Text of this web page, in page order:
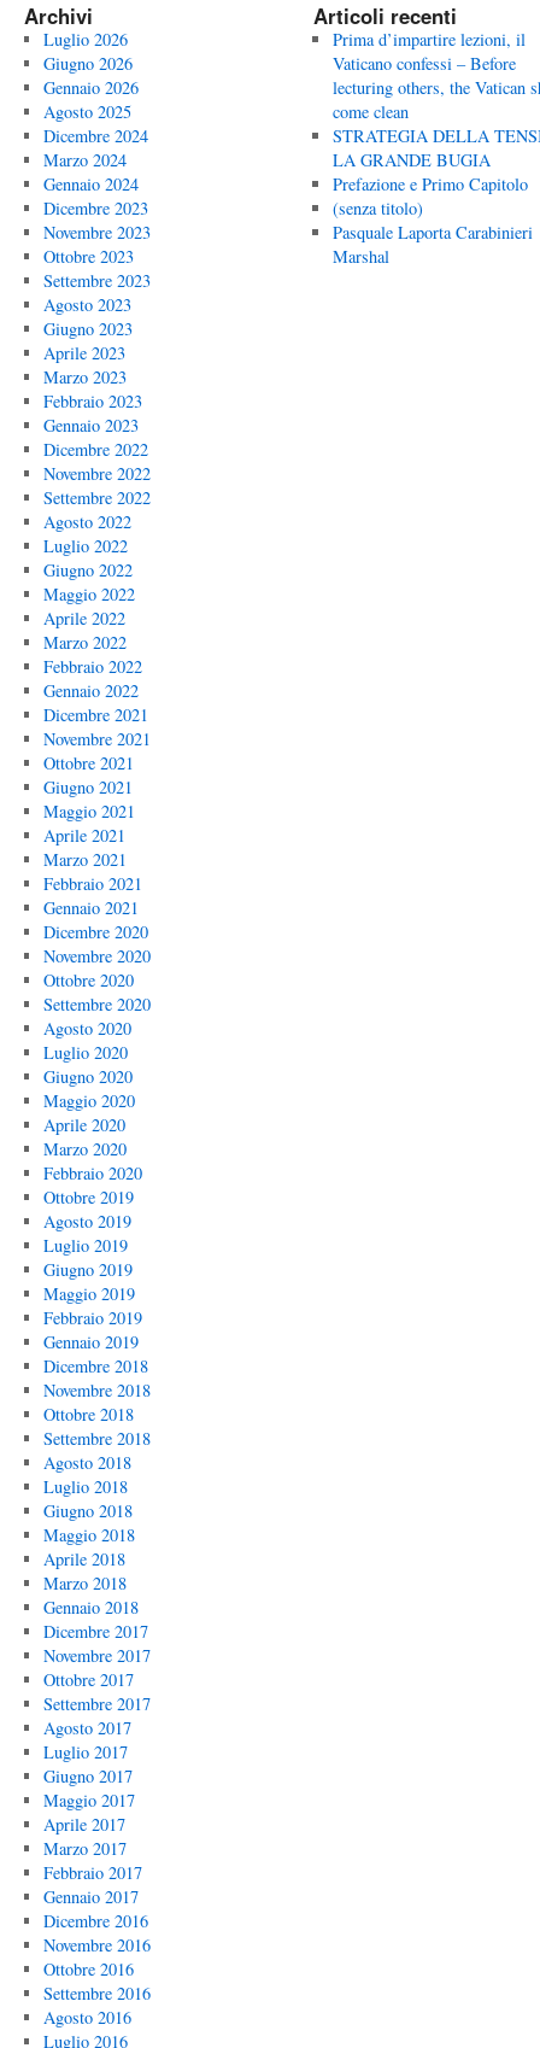
Archivi
Luglio 2026
Giugno 2026
Gennaio 2026
Agosto 2025
Dicembre 2024
Marzo 2024
Gennaio 2024
Dicembre 2023
Novembre 2023
Ottobre 2023
Settembre 2023
Agosto 2023
Giugno 2023
Aprile 2023
Marzo 2023
Febbraio 2023
Gennaio 2023
Dicembre 2022
Novembre 2022
Settembre 2022
Agosto 2022
Luglio 2022
Giugno 2022
Maggio 2022
Aprile 2022
Marzo 2022
Febbraio 2022
Gennaio 2022
Dicembre 2021
Novembre 2021
Ottobre 2021
Giugno 2021
Maggio 2021
Aprile 2021
Marzo 2021
Febbraio 2021
Gennaio 2021
Dicembre 2020
Novembre 2020
Ottobre 2020
Settembre 2020
Agosto 2020
Luglio 2020
Giugno 2020
Maggio 2020
Aprile 2020
Marzo 2020
Febbraio 2020
Ottobre 2019
Agosto 2019
Luglio 2019
Giugno 2019
Maggio 2019
Febbraio 2019
Gennaio 2019
Dicembre 2018
Novembre 2018
Ottobre 2018
Settembre 2018
Agosto 2018
Luglio 2018
Giugno 2018
Maggio 2018
Aprile 2018
Marzo 2018
Gennaio 2018
Dicembre 2017
Novembre 2017
Ottobre 2017
Settembre 2017
Agosto 2017
Luglio 2017
Giugno 2017
Maggio 2017
Aprile 2017
Marzo 2017
Febbraio 2017
Gennaio 2017
Dicembre 2016
Novembre 2016
Ottobre 2016
Settembre 2016
Agosto 2016
Luglio 2016
Articoli recenti
Prima d’impartire lezioni, il
Vaticano confessi – Before
lecturing others, the Vatican
come clean
STRATEGIA DELLA
LA GRANDE BUGIA
Prefazione e Primo Capitolo
(senza titolo)
Pasquale Laporta Carabinieri
Marshal